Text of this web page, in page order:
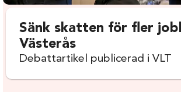
Sänk skatten för fler
Västerås
Debattartikel publicerad i VLT